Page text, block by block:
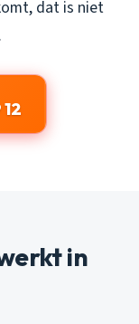
dat is niet
in